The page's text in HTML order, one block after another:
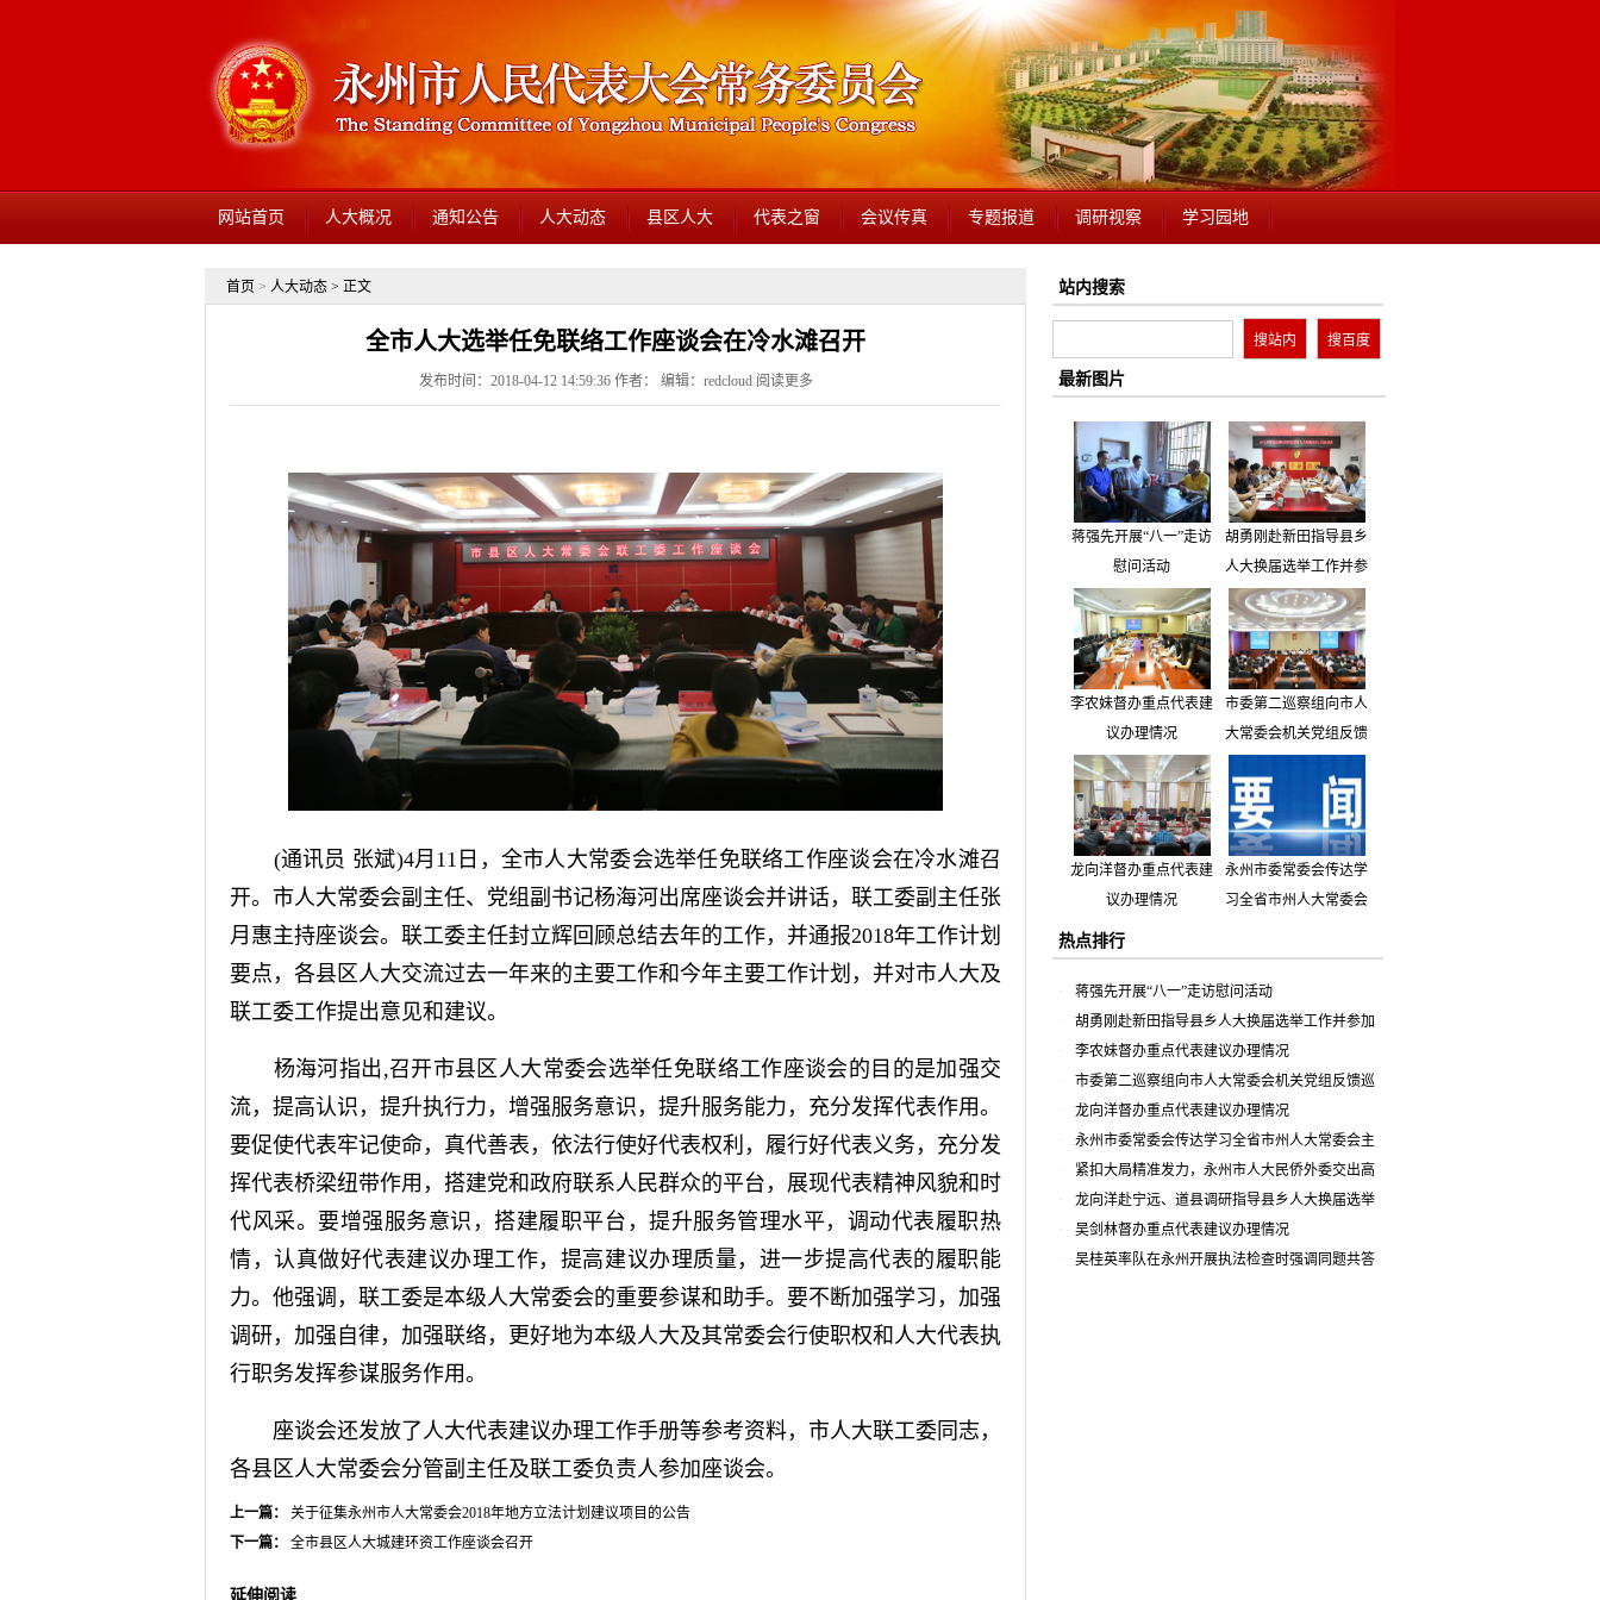
网站首页 人大概况 通知公告 人大动态 县区人大 代表之窗 会议传真 专题报道 调研视察 学习园地
首页 > 人大动态 > 正文
全市人大选举任免联络工作座谈会在冷水滩召开
发布时间：2018-04-12 14:59:36 作者： 编辑：redcloud 阅读更多
(通讯员 张斌)4月11日，全市人大常委会选举任免联络工作座谈会在冷水滩召
开。市人大常委会副主任、党组副书记杨海河出席座谈会并讲话，联工委副主任张
月惠主持座谈会。联工委主任封立辉回顾总结去年的工作，并通报2018年工作计划
要点，各县区人大交流过去一年来的主要工作和今年主要工作计划，并对市人大及
联工委工作提出意见和建议。
杨海河指出,召开市县区人大常委会选举任免联络工作座谈会的目的是加强交
流，提高认识，提升执行力，增强服务意识，提升服务能力，充分发挥代表作用。
要促使代表牢记使命，真代善表，依法行使好代表权利，履行好代表义务，充分发
挥代表桥梁纽带作用，搭建党和政府联系人民群众的平台，展现代表精神风貌和时
代风采。要增强服务意识，搭建履职平台，提升服务管理水平，调动代表履职热
情，认真做好代表建议办理工作，提高建议办理质量，进一步提高代表的履职能
力。他强调，联工委是本级人大常委会的重要参谋和助手。要不断加强学习，加强
调研，加强自律，加强联络，更好地为本级人大及其常委会行使职权和人大代表执
行职务发挥参谋服务作用。
座谈会还发放了人大代表建议办理工作手册等参考资料，市人大联工委同志，
各县区人大常委会分管副主任及联工委负责人参加座谈会。
上一篇：
关于征集永州市人大常委会2018年地方立法计划建议项目的公告
下一篇：
全市县区人大城建环资工作座谈会召开
延伸阅读
站内搜索
最新图片
蒋强先开展“八一”走访
慰问活动
胡勇刚赴新田指导县乡
人大换届选举工作并参
加市人大代表小组主题
活动
李农妹督办重点代表建
议办理情况
市委第二巡察组向市人
大常委会机关党组反馈
龙向洋督办重点代表建
议办理情况
永州市委常委会传达学
习全省市州人大常委会
关精神 专题听取省人
大常委会执法检查组到
永州开展大气污染防治
相关法律法规执法检查
情况汇报
热点排行
蒋强先开展“八一”走访慰问活动
胡勇刚赴新田指导县乡人大换届选举工作并参加
市人大代表小组主题活动
李农妹督办重点代表建议办理情况
市委第二巡察组向市人大常委会机关党组反馈巡
察情况
龙向洋督办重点代表建议办理情况
永州市委常委会传达学习全省市州人大常委会主
要负责同志座谈会有关精神 专题听取省人大常委会
执法检查组到永州开展大气污染防治相关法律法规
执法检查情况汇报
紧扣大局精准发力，永州市人大民侨外委交出高
质量履职答卷
龙向洋赴宁远、道县调研指导县乡人大换届选举
并督导安全生产工作
吴剑林督办重点代表建议办理情况
吴桂英率队在永州开展执法检查时强调同题共答